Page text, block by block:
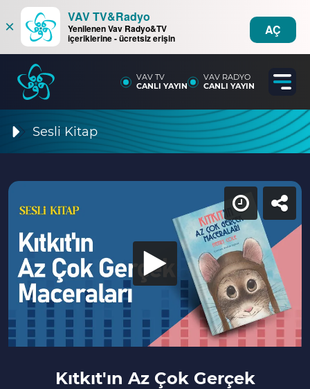
×
VAV TV&Radyo
Yenilenen Vav Radyo&TV
içeriklerine - ücretsiz erişin
AÇ
VAV TV
CANLI YAYIN
VAV RADYO
CANLI YAYIN
Sesli Kitap
Kıtkıt'ın Az Çok Gerçek